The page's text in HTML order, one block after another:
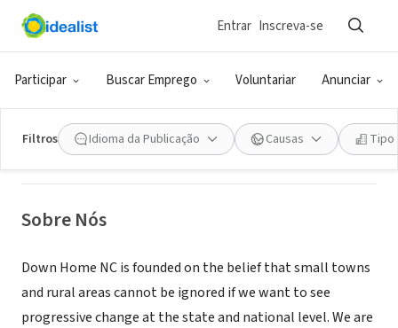
Participar Buscar Emprego Voluntariar Anunciar
Entrar Inscreva-se
Filtros Idioma da Publicação Causas Tipo
ONG (SETOR SOCIAL)
Down Home North Carolina
Sobre Nós
Down Home NC is founded on the belief that small towns
and rural areas cannot be ignored if we want to see
progressive change at the state and national level. We are